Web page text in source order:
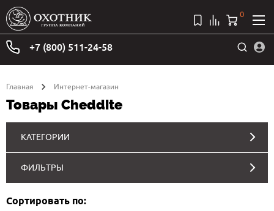
+7 (800) 511-24-58
0
Главная Интернет-магазин
Товары Cheddite
КАТЕГОРИИ
ФИЛЬТРЫ
Сортировать по: